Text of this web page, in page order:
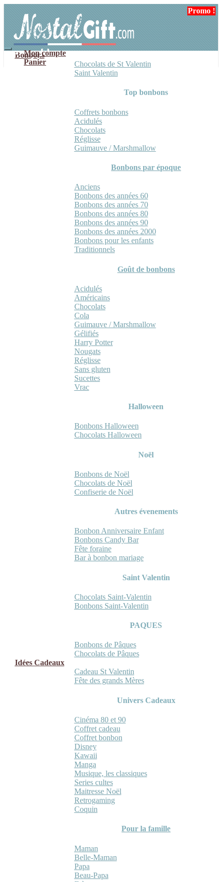
navigation
contenu
Mon compte
Panier
Bonbons
Chocolats de St Valentin
Saint Valentin
Top bonbons
Coffrets bonbons
Acidulés
Chocolats
Réglisse
Guimauve / Marshmallow
Bonbons par époque
Anciens
Bonbons des années 60
Bonbons des années 70
Bonbons des années 80
Bonbons des années 90
Bonbons des années 2000
Bonbons pour les enfants
Traditionnels
Goût de bonbons
Acidulés
Américains
Chocolats
Cola
Guimauve / Marshmallow
Gélifiés
Harry Potter
Nougats
Réglisse
Sans gluten
Sucettes
Vrac
Halloween
Bonbons Halloween
Chocolats Halloween
Noël
Bonbons de Noël
Chocolats de Noël
Confiserie de Noël
Autres évenements
Bonbon Anniversaire Enfant
Bonbons Candy Bar
Fête foraine
Bar à bonbon mariage
Saint Valentin
Chocolats Saint-Valentin
Bonbons Saint-Valentin
PAQUES
Bonbons de Pâques
Chocolats de Pâques
Idées Cadeaux
Cadeau St Valentin
Fête des grands Mères
Univers Cadeaux
Cinéma 80 et 90
Coffret cadeau
Coffret bonbon
Disney
Kawaii
Manga
Musique, les classiques
Series cultes
Maitresse Noël
Retrogaming
Coquin
Pour la famille
Maman
Belle-Maman
Papa
Beau-Papa
Promo !